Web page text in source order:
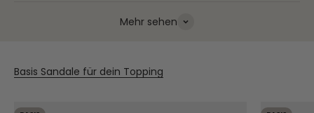
Mehr sehen
Basis Sandale für dein Topping